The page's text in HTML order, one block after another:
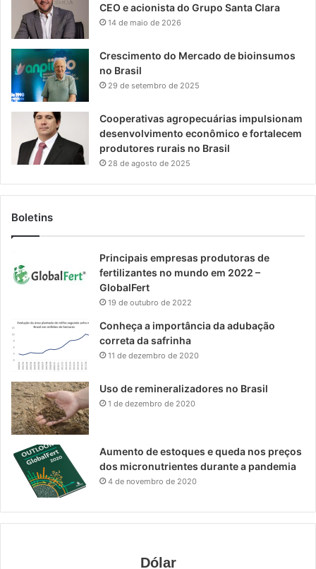
CEO e acionista do Grupo Santa Clara
14 de maio de 2026
Crescimento do Mercado de bioinsumos
no Brasil
29 de setembro de 2025
Cooperativas agropecuárias impulsionam
desenvolvimento econômico e fortalecem
produtores rurais no Brasil
28 de agosto de 2025
Boletins
Principais empresas produtoras de
fertilizantes no mundo em 2022 –
GlobalFert
19 de outubro de 2022
Conheça a importância da adubação
correta da safrinha
11 de dezembro de 2020
Uso de remineralizadores no Brasil
1 de dezembro de 2020
Aumento de estoques e queda nos preços
dos micronutrientes durante a pandemia
4 de novembro de 2020